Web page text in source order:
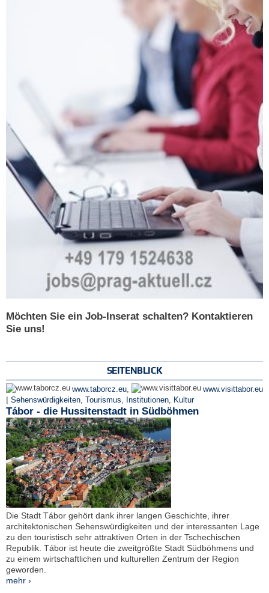
Möchten Sie ein Job-Inserat schalten? Kontaktieren
Sie uns!
SEITENBLICK
www.taborcz.eu, www.visittabor.eu
| Sehenswürdigkeiten, Tourismus, Institutionen, Kultur
Tábor - die Hussitenstadt in Südböhmen
Die Stadt Tábor gehört dank ihrer langen Geschichte, ihrer
architektonischen Sehenswürdigkeiten und der interessanten Lage
zu den touristisch sehr attraktiven Orten in der Tschechischen
Republik. Tábor ist heute die zweitgrößte Stadt Südböhmens und
zu einem wirtschaftlichen und kulturellen Zentrum der Region
geworden.
mehr ›